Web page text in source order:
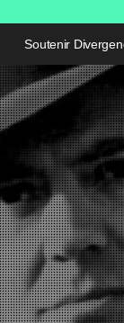
Soutenir